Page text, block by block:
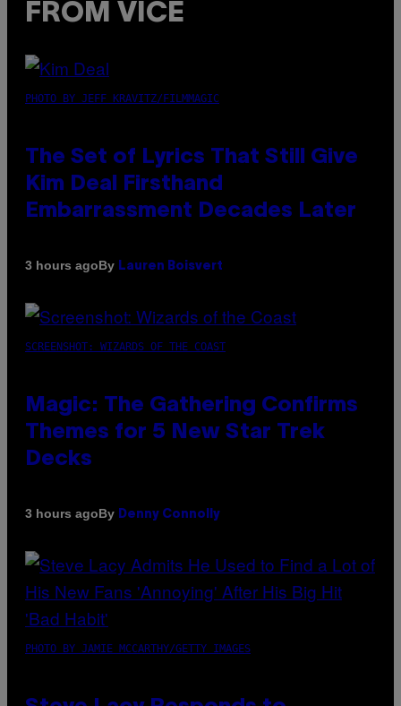
FROM VICE
PHOTO BY JEFF KRAVITZ/FILMMAGIC
The Set of Lyrics That Still Give
Kim Deal Firsthand
Embarrassment Decades Later
3 hours agoBy Lauren Boisvert
SCREENSHOT: WIZARDS OF THE COAST
Magic: The Gathering Confirms
Themes for 5 New Star Trek
Decks
3 hours agoBy Denny Connolly
PHOTO BY JAMIE MCCARTHY/GETTY IMAGES